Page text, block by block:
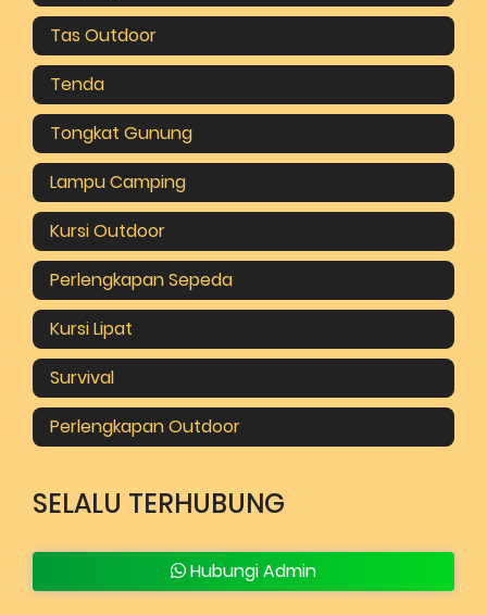
Tas Outdoor
Tenda
Tongkat Gunung
Lampu Camping
Kursi Outdoor
Perlengkapan Sepeda
Kursi Lipat
Survival
Perlengkapan Outdoor
SELALU TERHUBUNG
Hubungi Admin